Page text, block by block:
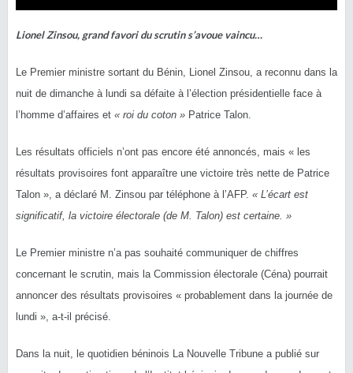
Lionel Zinsou, grand favori du scrutin s’avoue vaincu…
Le Premier ministre sortant du Bénin, Lionel Zinsou, a reconnu dans la
nuit de dimanche à lundi sa défaite à l’élection présidentielle face à
l’homme d’affaires et « roi du coton » Patrice Talon.
Les résultats officiels n’ont pas encore été annoncés, mais « les
résultats provisoires font apparaître une victoire très nette de Patrice
Talon », a déclaré M. Zinsou par téléphone à l’AFP. « L’écart est
significatif, la victoire électorale (de M. Talon) est certaine. »
Le Premier ministre n’a pas souhaité communiquer de chiffres
concernant le scrutin, mais la Commission électorale (Céna) pourrait
annoncer des résultats provisoires « probablement dans la journée de
lundi », a-t-il précisé.
Dans la nuit, le quotidien béninois La Nouvelle Tribune a publié sur